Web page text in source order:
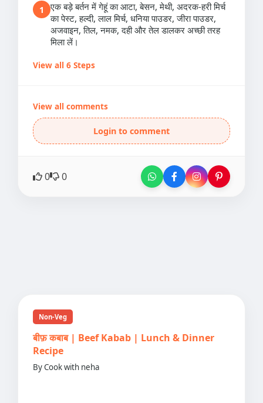
1
एक बड़े बर्तन में गेहूं का आटा, बेसन, मेथी, अदरक-हरी मिर्च
का पेस्ट, हल्दी, लाल मिर्च, धनिया पाउडर, जीरा पाउडर,
अजवाइन, तिल, नमक, दही और तेल डालकर अच्छी तरह
मिला लें।
View all 6 Steps
View all comments
Login to comment
0 0
Non-Veg
बीफ़ कबाब | Beef Kabab | Lunch & Dinner
Recipe
By Cook with neha